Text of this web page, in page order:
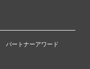
パートナーアワード